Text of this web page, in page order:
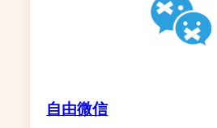
自由微信